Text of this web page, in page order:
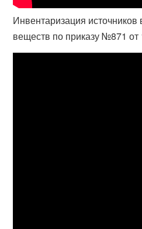
Инвентаризация
веществ по приказу №871 от